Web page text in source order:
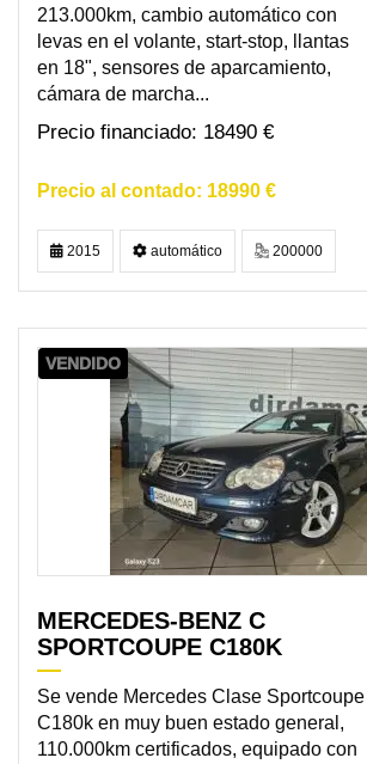
213.000km, cambio automático con
levas en el volante, start-stop, llantas
en 18", sensores de aparcamiento,
cámara de marcha...
18490 €
18990 €
2015 automático 200000
VENDIDO
MERCEDES-BENZ C
SPORTCOUPE C180K
Se vende Mercedes Clase Sportcoupe
C180k en muy buen estado general,
110.000km certificados, equipado con